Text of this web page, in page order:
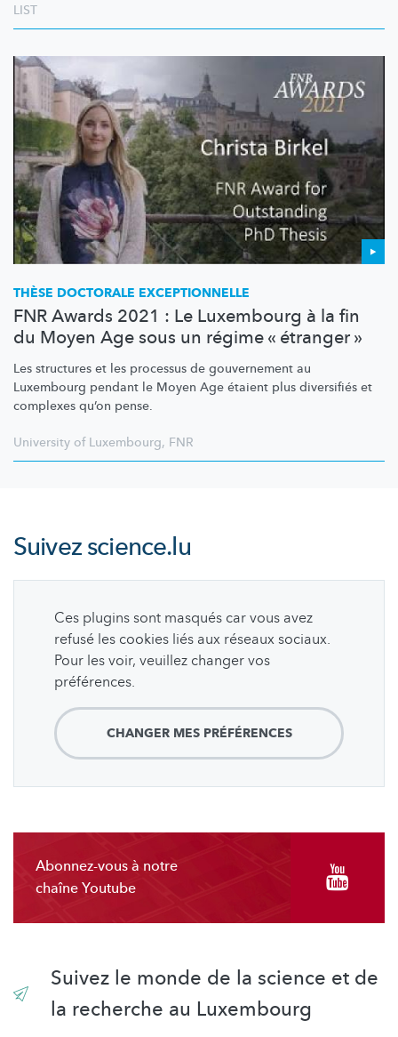
LIST
THÈSE DOCTORALE EXCEPTIONNELLE
FNR Awards 2021 : Le Luxembourg à la fin
du Moyen Age sous un régime « étranger »
Les structures et les processus de gouvernement au
Luxembourg pendant le Moyen Age étaient plus diversifiés et
complexes qu’on pense.
University of Luxembourg, FNR
Suivezscience.lu
Ces plugins sont masqués car vous avez
refusé les cookies liés aux réseaux sociaux.
Pour les voir, veuillez changer vos
préférences.
CHANGER MES PRÉFÉRENCES
Abonnez-vous à notre
chaîne Youtube
Suivez le monde de la science et de
la recherche au Luxembourg